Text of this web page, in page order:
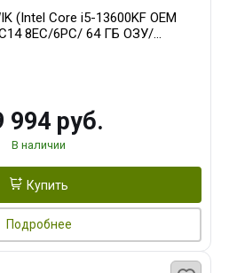
(Intel Core i5-13600KF OEM
8EC/6PC/ 64 ГБ ОЗУ/
OC 8GB GDDR7 128bit
994 руб.
В наличии
Купить
Подробнее